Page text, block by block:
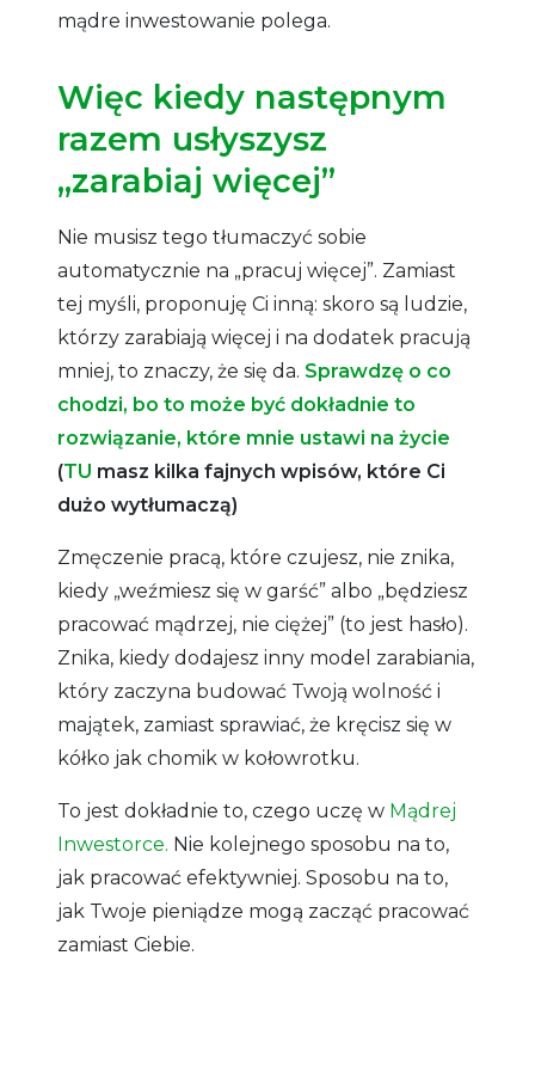
mądre inwestowanie polega.
Więc kiedy następnym
razem usłyszysz
„zarabiaj więcej”
Nie musisz tego tłumaczyć sobie
automatycznie na „pracuj więcej”. Zamiast
tej myśli, proponuję Ci inną: skoro są ludzie,
którzy zarabiają więcej i na dodatek pracują
mniej, to znaczy, że się da. Sprawdzę o co
chodzi, bo to może być dokładnie to
rozwiązanie, które mnie ustawi na życie
(TU masz kilka fajnych wpisów, które Ci
dużo wytłumaczą)
Zmęczenie pracą, które czujesz, nie znika,
kiedy „weźmiesz się w garść” albo „będziesz
pracować mądrzej, nie ciężej” (to jest hasło).
Znika, kiedy dodajesz inny model zarabiania,
który zaczyna budować Twoją wolność i
majątek, zamiast sprawiać, że kręcisz się w
kółko jak chomik w kołowrotku.
To jest dokładnie to, czego uczę w Mądrej
Inwestorce. Nie kolejnego sposobu na to,
jak pracować efektywniej. Sposobu na to,
jak Twoje pieniądze mogą zacząć pracować
zamiast Ciebie.